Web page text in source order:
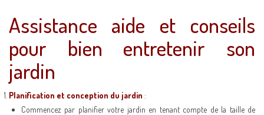
Assistance aide et conseils
pour bien entretenir son
jardin
Planification et conception du jardin :
Commencez par planifier votre jardin en tenant compte de la taille de